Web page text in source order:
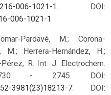
006-1021-1.
DOI:
006-1021-1
Pardavé, M.; Corona-
M.; Herrera-Hernández, H.;
Pérez, R. Int. J. Electrochem.
- 2745. DOI:
3981(23)18213-7.
DOI: